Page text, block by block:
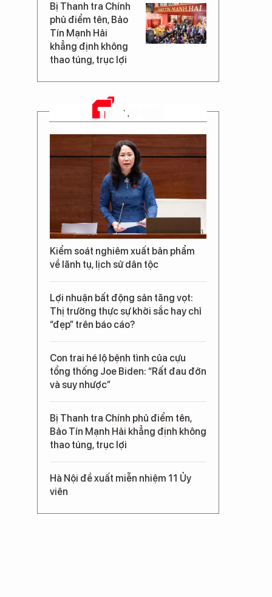
Bị Thanh tra Chính
phủ điểm tên, Bảo
Tín Mạnh Hải
khẳng định không
thao túng, trục lợi
TRANG CHỦ
Kiểm soát nghiêm xuất bản phẩm
về lãnh tụ, lịch sử dân tộc
Lợi nhuận bất động sản tăng vọt:
Thị trường thực sự khởi sắc hay chỉ
“đẹp” trên báo cáo?
Con trai hé lộ bệnh tình của cựu
tổng thống Joe Biden: “Rất đau đớn
và suy nhược”
Bị Thanh tra Chính phủ điểm tên,
Bảo Tín Mạnh Hải khẳng định không
thao túng, trục lợi
Hà Nội đề xuất miễn nhiệm 11 Ủy
viên